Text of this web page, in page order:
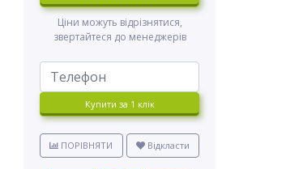
Ціни можуть відрізнятися,
звертайтеся до менеджерів
Купити за 1 клiк
ПОРІВНЯТИ Відкласти